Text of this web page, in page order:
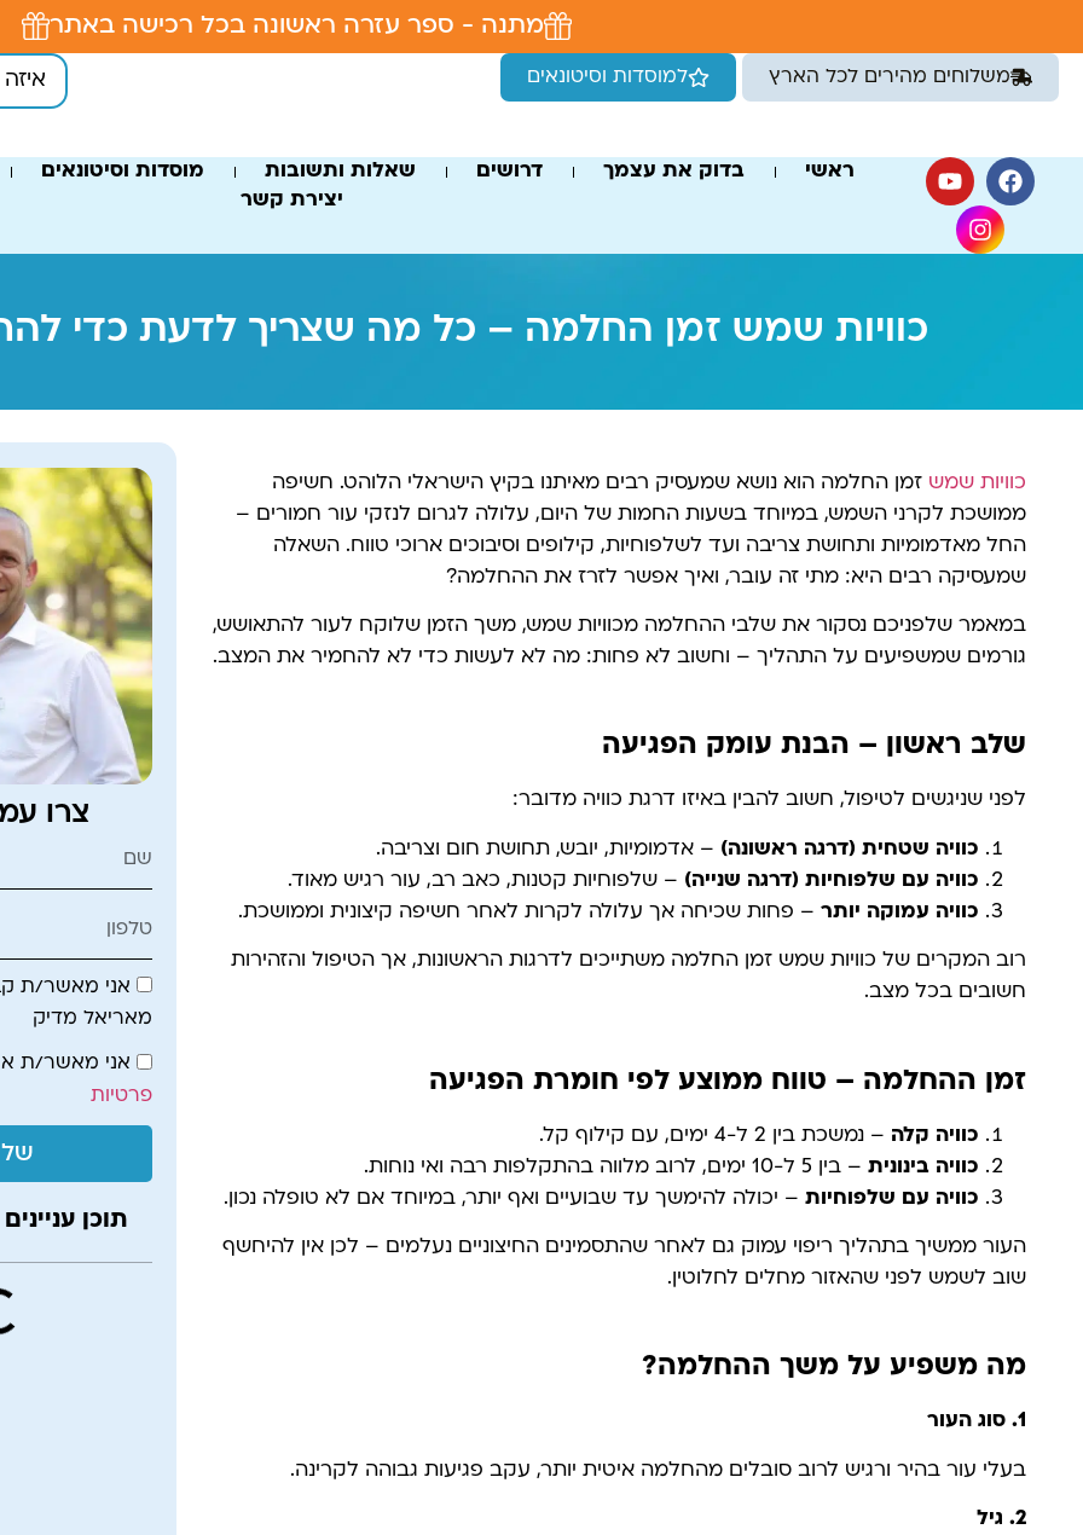
מתנה - ספר עזרה ראשונה בכל רכישה באתר
משלוחים מהירים לכל הארץ למוסדות וסיטונאים
ראשי בדוק את עצמך דרושים שאלות ותשובות
מוסדות וסיטונאים
יצירת קשר
כוויות שמש זמן החלמה – כל מה שצריך לדעת כדי
כוויות שמש זמן החלמה הוא נושא שמעסיק רבים מאיתנו בקיץ הישראלי הלוהט. חשיפה
ממושכת לקרני השמש, במיוחד בשעות החמות של היום, עלולה לגרום לנזקי עור חמורים –
החל מאדמומיות ותחושת צריבה ועד לשלפוחיות, קילופים וסיבוכים ארוכי טווח. השאלה
שמעסיקה רבים היא: מתי זה עובר, ואיך אפשר לזרז את ההחלמה?
במאמר שלפניכם נסקור את שלבי ההחלמה מכוויות שמש, משך הזמן שלוקח לעור להתאושש,
גורמים שמשפיעים על התהליך – וחשוב לא פחות: מה לא לעשות כדי לא להחמיר את המצב.
שלב ראשון – הבנת עומק הפגיעה
לפני שניגשים לטיפול, חשוב להבין באיזו דרגת כוויה מדובר:
כוויה שטחית (דרגה ראשונה) – אדמומיות, יובש, תחושת חום וצריבה.
כוויה עם שלפוחיות (דרגה שנייה) – שלפוחיות קטנות, כאב רב, עור רגיש מאוד.
כוויה עמוקה יותר – פחות שכיחה אך עלולה לקרות לאחר חשיפה קיצונית וממושכת.
רוב המקרים של כוויות שמש זמן החלמה משתייכים לדרגות הראשונות, אך הטיפול והזהירות
חשובים בכל מצב.
זמן ההחלמה – טווח ממוצע לפי חומרת הפגיעה
כוויה קלה – נמשכת בין 2 ל-4 ימים, עם קילוף קל.
כוויה בינונית – בין 5 ל-10 ימים, לרוב מלווה בהתקלפות רבה ואי נוחות.
כוויה עם שלפוחיות – יכולה להימשך עד שבועיים ואף יותר, במיוחד אם לא טופלה נכון.
העור ממשיך בתהליך ריפוי עמוק גם לאחר שהתסמינים החיצוניים נעלמים – לכן אין להיחשף
שוב לשמש לפני שהאזור מחלים לחלוטין.
מה משפיע על משך ההחלמה?
1. סוג העור
בעלי עור בהיר ורגיש לרוב סובלים מהחלמה איטית יותר, עקב פגיעות גבוהה לקרינה.
2. גיל
צרו
אני מאשר/ת
מאריאל מדיק
אני מאשר/ת
פרטיות
תוכן עניינים